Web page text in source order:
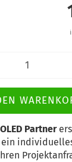
Partner